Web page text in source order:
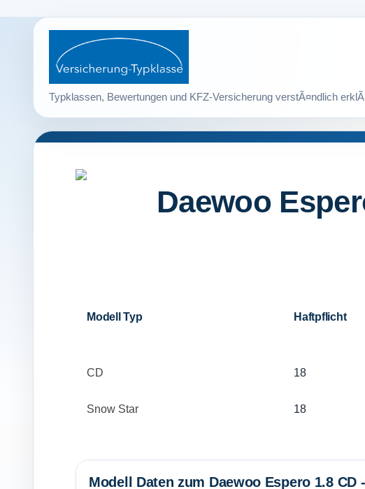
Daewoo
Modell Typ Haftpflicht
CD 18
Snow Star 18
Modell Daten zum Daewoo Espero 1.8 CD